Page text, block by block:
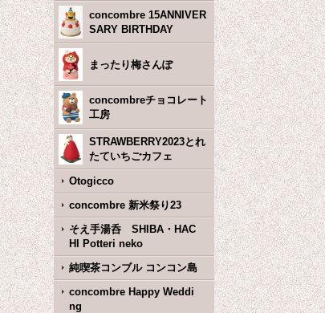
concombre 15ANNIVER
SARY BIRTHDAY
まったり梅さんぽ
concombreチョコレート
工房
STRAWBERRY2023とれ
たていちごカフェ
Otogicco
concombre 新米祭り23
そえ手湯呑 SHIBA・HAC
HI Potteri neko
純喫茶コンブル コンコン島
concombre Happy Weddi
ng